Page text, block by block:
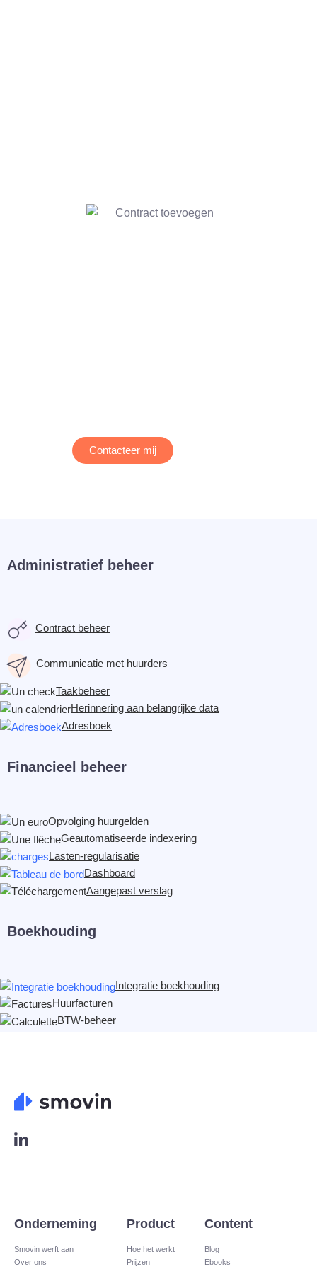
Contacteer mij
Administratief beheer
Contract beheer
Communicatie met huurders
Taakbeheer
Herinnering aan belangrijke data
Adresboek
Financieel beheer
Opvolging huurgelden
Geautomatiseerde indexering
Lasten-regularisatie
Dashboard
Aangepast verslag
Boekhouding
Integratie boekhouding
Huurfacturen
BTW-beheer
L
n
e
Onderneming
Smovin werft aan
Over ons
Product
Hoe het werkt
Prijzen
Content
Blog
Ebooks